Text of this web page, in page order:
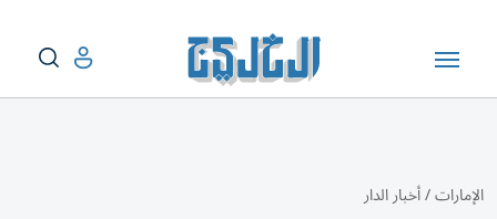
الإمارات/أخبار الدار